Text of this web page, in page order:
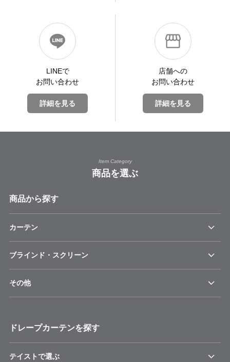
LINEで
お問い合わせ
詳細を見る
店舗への
お問い合わせ
詳細を見る
Item Category
商品を選ぶ
商品から探す
カーテン
ブラインド・スクリーン
その他
ドレープカーテンを探す
テイストで選ぶ